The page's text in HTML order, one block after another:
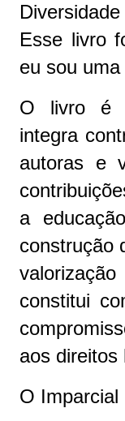
Esse livro
eu sou
O livro é
integra
autoras e
a
construção
constitui
aos direitos
O Imparcial